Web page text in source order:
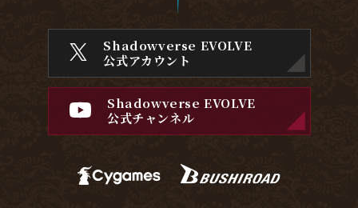
Shadowverse EVOLVE
公式アカウント
Shadowverse EVOLVE
公式チャンネル